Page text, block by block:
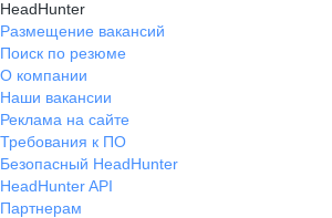
HeadHunter
Размещение вакансий
Поиск по резюме
О компании
Наши вакансии
Реклама на сайте
Требования к ПО
Безопасный HeadHunter
HeadHunter API
Партнерам